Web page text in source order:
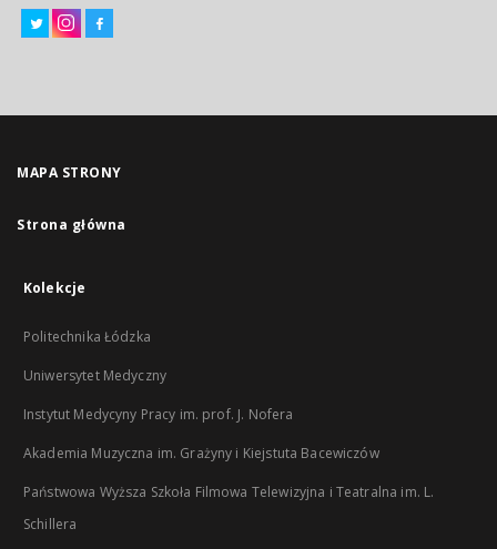
MAPA STRONY
Strona główna
Kolekcje
Politechnika Łódzka
Uniwersytet Medyczny
Instytut Medycyny Pracy im. prof. J. Nofera
Akademia Muzyczna im. Grażyny i Kiejstuta Bacewiczów
Państwowa Wyższa Szkoła Filmowa Telewizyjna i Teatralna im. L.
Schillera